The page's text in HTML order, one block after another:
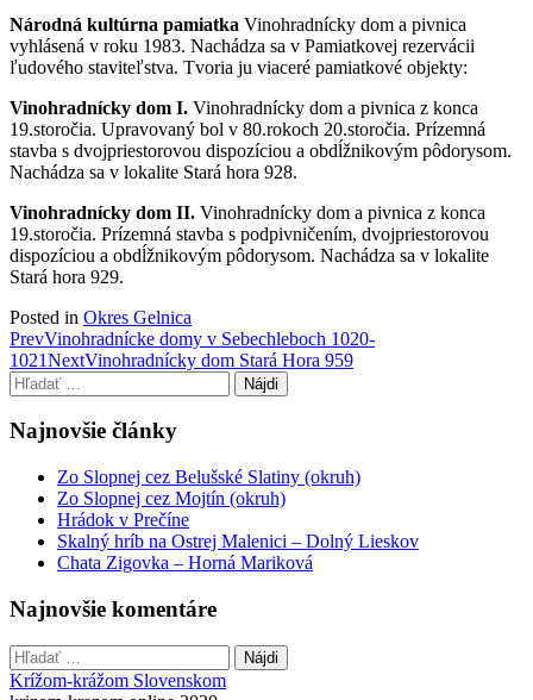
Národná kultúrna pamiatka Vinohradnícky dom a pivnica
vyhlásená v roku 1983. Nachádza sa v Pamiatkovej rezervácii
ľudového staviteľstva. Tvoria ju viaceré pamiatkové objekty:
Vinohradnícky dom I. Vinohradnícky dom a pivnica z konca
19.storočia. Upravovaný bol v 80.rokoch 20.storočia. Prízemná
stavba s dvojpriestorovou dispozíciou a obdĺžnikovým pôdorysom.
Nachádza sa v lokalite Stará hora 928.
Vinohradnícky dom II. Vinohradnícky dom a pivnica z konca
19.storočia. Prízemná stavba s podpivničením, dvojpriestorovou
dispozíciou a obdĺžnikovým pôdorysom. Nachádza sa v lokalite
Stará hora 929.
Posted in Okres Gelnica
Post
navigation
PrevVinohradnícke domy v Sebechleboch 1020-
1021NextVinohradnícky dom Stará Hora 959
Hľadať:
Najnovšie články
Zo Slopnej cez Belušské Slatiny (okruh)
Zo Slopnej cez Mojtín (okruh)
Hrádok v Prečíne
Skalný hríb na Ostrej Malenici – Dolný Lieskov
Chata Zigovka – Horná Mariková
Najnovšie komentáre
Hľadať:
Krížom-krážom Slovenskom